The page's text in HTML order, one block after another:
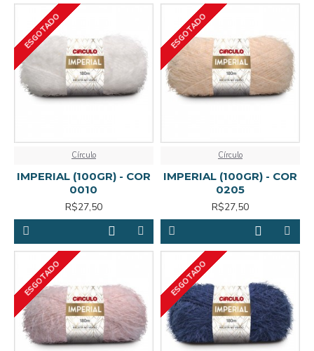
ESGOTADO
Círculo
IMPERIAL (100GR) - COR
0010
R$27,50
ESGOTADO
Círculo
IMPERIAL (100GR) - COR
0205
R$27,50
ESGOTADO ESGOTADO